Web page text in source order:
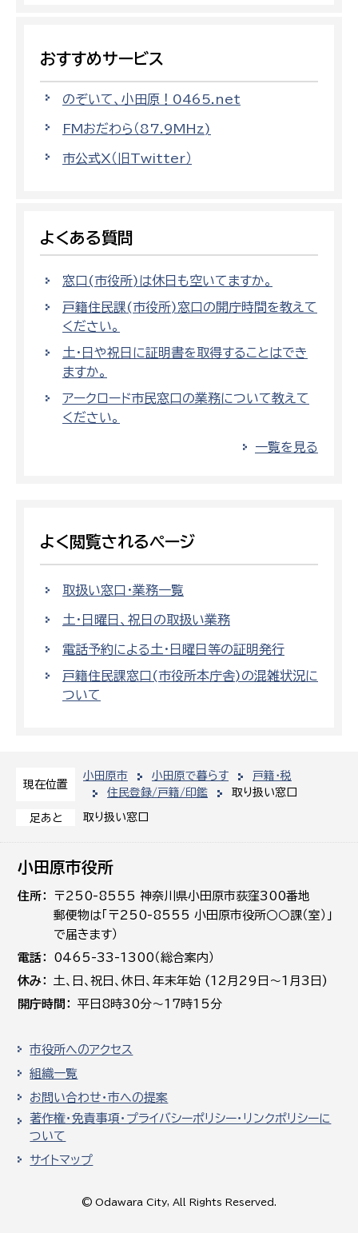
現在位置
小田原市 小田原で暮らす
戸籍・税
住民登録/戸籍/印鑑
取り扱い窓口
足あと 取り扱い窓口
おすすめサービス
のぞいて、小田原！0465.net
FMおだわら（87.9MHz)
市公式X（旧Twitter）
よくある質問
窓口(市役所)は休日も空いてますか。
戸籍住民課(市役所)窓口の開庁時間を教えて
ください。
土・日や祝日に証明書を取得することはでき
ますか。
アークロード市民窓口の業務について教えて
ください。
一覧を見る
よく閲覧されるページ
取扱い窓口・業務一覧
土・日曜日、祝日の取扱い業務
電話予約による土・日曜日等の証明発行
戸籍住民課窓口(市役所本庁舎)の混雑状況に
ついて
小田原市役所
住所
〒250-8555 神奈川県小田原市荻窪300番地
郵便物は「〒250-8555 小田原市役所○○課（室）」
で届きます）
電話
0465-33-1300（総合案内）
休み
土､日､祝日、休日、年末年始 (12月29日～1月3日)
開庁時間
平日8時30分～17時15分
市役所へのアクセス
組織一覧
お問い合わせ・市への提案
著作権・免責事項・プライバシーポリシー・リンクポリシーに
ついて
サイトマップ
© Odawara City, All Rights Reserved.